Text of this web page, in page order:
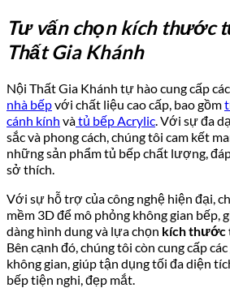
Tư vấn chọn kích thước
Thất Gia Khánh
Nội Thất Gia Khánh tự hào cung cấp
nhà bếpvới chất liệu cao cấp, bao gồm
cánh kính vàtủ bếp Acrylic. Với sự đa
sắc và phong cách, chúng tôi cam kết
những sản phẩm tủ bếp chất lượng,
sở thích.
Với sự hỗ trợ của công nghệ hiện đại,
mềm 3D để mô phỏng không gian bếp,
dàng hình dung và lựa chọn kích thước
Bên cạnh đó, chúng tôi còn cung cấp
không gian, giúp tận dụng tối đa diện
bếp tiện nghi, đẹp mắt.